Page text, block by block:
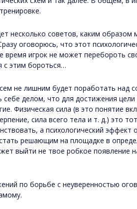
несколько советов, каким
оговорюсь, что этот
время игрок не может перебороть
с этим бороться…
не лишним будет поработать над
себе делом, что для достижения
Физическая сила (в это понятие
сила всего тела и т. д.) это
а психологический эффект
решающим на площадке в
выйти не твое робкое появление
по борьбе с неуверенностью